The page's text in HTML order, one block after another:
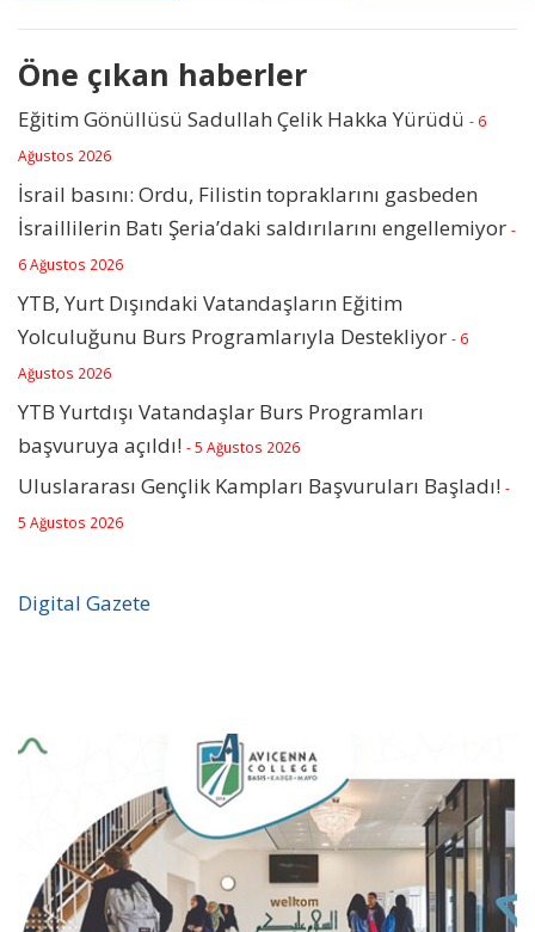
Öne çıkan haberler
Eğitim Gönüllüsü Sadullah Çelik Hakka Yürüdü - 6
Ağustos 2026
İsrail basını: Ordu, Filistin topraklarını gasbeden
İsraillilerin Batı Şeria’daki saldırılarını engellemiyor -
6 Ağustos 2026
YTB, Yurt Dışındaki Vatandaşların Eğitim
Yolculuğunu Burs Programlarıyla Destekliyor - 6
Ağustos 2026
YTB Yurtdışı Vatandaşlar Burs Programları
başvuruya açıldı! - 5 Ağustos 2026
Uluslararası Gençlik Kampları Başvuruları Başladı! -
5 Ağustos 2026
Digital Gazete